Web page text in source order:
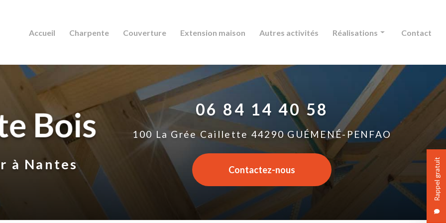
Rappel gratuit
Accueil Charpente Couverture Extension maison Autres activités Réalisations
Couverture
Extension maison
Autres activités
Contact
à Nantes
06 84 14 40 58
100 La Grée Caillette 44290 GUÉMENÉ-PENFAO
Contactez-nous